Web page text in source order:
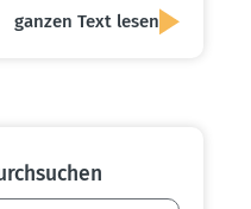
ganzen Text lesen